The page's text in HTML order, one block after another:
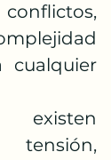
cualquier
existen
tensión,